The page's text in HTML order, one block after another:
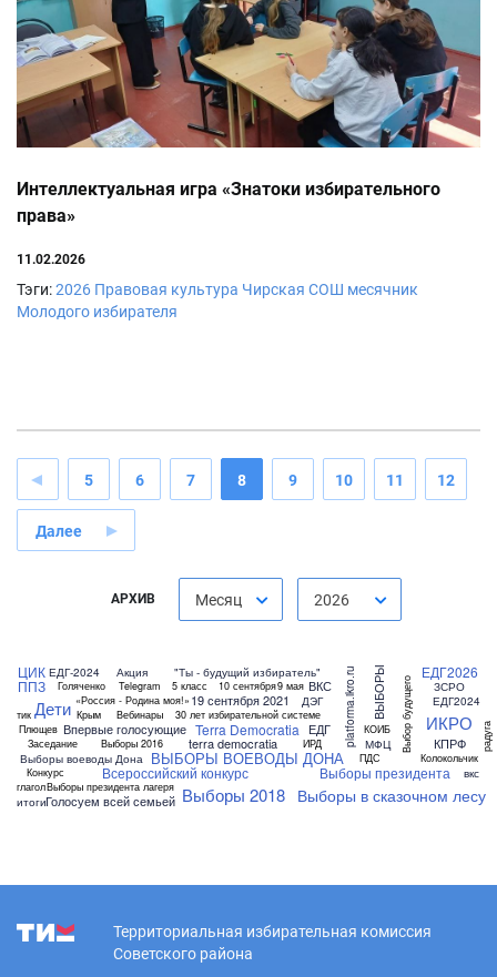
Интеллектуальная игра «Знатоки избирательного
права»
11.02.2026
Тэги:2026 Правовая культура Чирская СОШ месячник
Молодого избирателя
5 6 7 8 9 10 11 12
Далее
АРХИВ Месяц 2026
"Ты - будущий избиратель"
10 сентября
19 сентября 2021
30 лет избирательной системе
5 класс 9 мая
Telegram
Terra Democratia platforma.ikro.ru
terra democratia
«Россия - Родина моя!»
Акция
ВКС ВЫБОРЫ
ВЫБОРЫ ВОЕВОДЫ ДОНА
Вебинары
Впервые голосующие
Всероссийский конкурс
Выбор будущего
Выборы 2016
Выборы 2018 Выборы в сказочном лесу
Выборы воеводы Дона
Выборы президента
Выборы президента лагеря
Голосуем всей семьей
Голяченко
ДЭГ
Дети
ЕДГ
ЕДГ-2024
ЕДГ2024
ЕДГ2026
ЗСРО
Заседание
ИКРО
ИРД
КОИБ
КПРФ
Колокольчик
Конкурс
Крым
МФЦ
ПДС
ППЗ
Плющев
ЦИК
вкс
глагол
итоги
радуга
тик
Территориальная избирательная комиссия
Советского района